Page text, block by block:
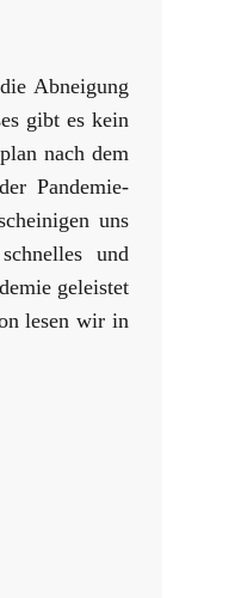
Abneigung
gibt es kein
nach dem
Pandemie-
uns
und
geleistet
lesen wir in